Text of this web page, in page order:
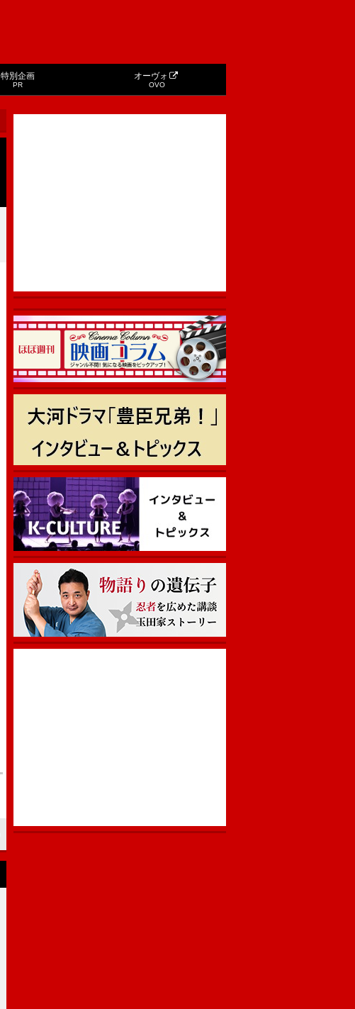
特別企画
PR
オーヴォ
OVO